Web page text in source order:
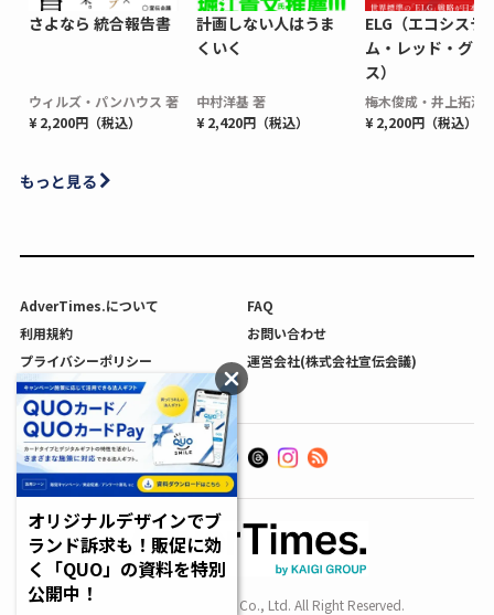
さよなら 統合報告書
ウィルズ・パンハウス 著
¥ 2,200円（税込）
計画しない人はうま
くいく
中村洋基 著
¥ 2,420円（税込）
ELG（エコシステ
ム・レッド・グロ
ス）
梅木俊成・井上拓海
¥ 2,200円（税込）
もっと見る
AdverTimes.について
FAQ
利用規約
お問い合わせ
プライバシーポリシー
運営会社(株式会社宣伝会議)
利用者情報の外部送信について
Copyright SENDENKAIGI Co., Ltd. All Right Reserved.
オリジナルデザインでブ
ランド訴求も！販促に効
く「QUO」の資料を特別
公開中！